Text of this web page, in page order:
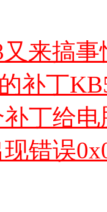
来搞
补丁
丁给
错误